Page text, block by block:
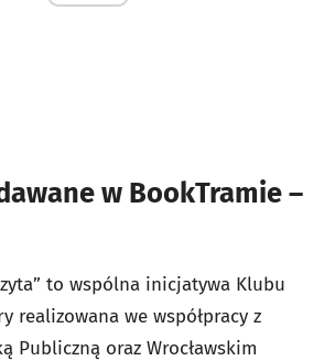
w BookTramie –
to wspólna inicjatywa Klubu
realizowana we współpracy z
Publiczną oraz Wrocławskim